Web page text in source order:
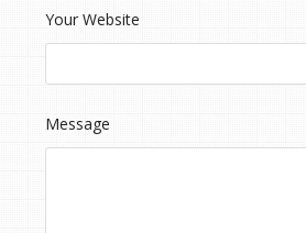
Your Website
Message